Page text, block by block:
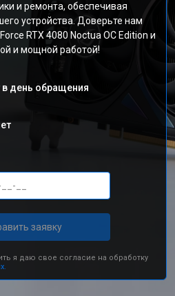
и ремонта, обеспечивая
устройства. Доверьте нам
RTX 4080 Noctua OC Edition и
и мощной работой!
день обращения
заявку
я даю свое согласие на обработку